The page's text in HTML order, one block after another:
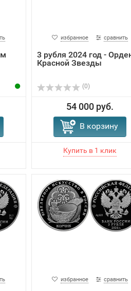
избранное сравнить
3 рубля 2024 год -
Красной Звезды
(0)
54 000 руб.
В корзину
избранное сравнить